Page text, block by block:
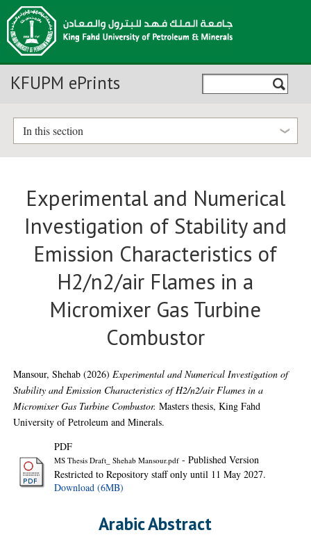
KFUPM ePrints
In this section
Experimental and Numerical
Investigation of Stability and
Emission Characteristics of
H2/n2/air Flames in a
Micromixer Gas Turbine
Combustor
Mansour, Shehab (2026)Experimental and Numerical Investigation of
Stability and Emission Characteristics of H2/n2/air Flames in a
Micromixer Gas Turbine Combustor. Masters thesis, King Fahd
University of Petroleum and Minerals.
PDF
MS Thesis Draft_ Shehab Mansour.pdf - Published Version
Restricted to Repository staff only until 11 May 2027.
Download (6MB)
Arabic Abstract